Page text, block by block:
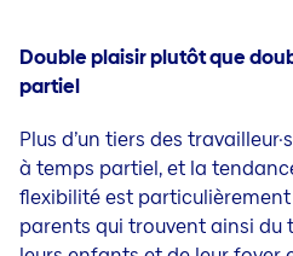
Double plaisir plutôt que
partiel
Plus d’un tiers des
à temps partiel, et la
flexibilité est
parents qui trouvent ainsi du